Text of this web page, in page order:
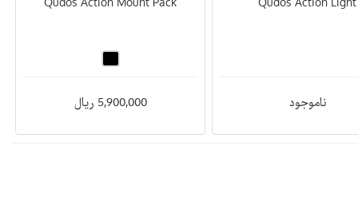
ناموجود 5,900,000 ریال